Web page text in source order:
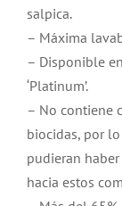
salpica.
– Máxima
– Disponible
‘Platinum’.
– No contiene
biocidas, por
pudieran
hacia estos